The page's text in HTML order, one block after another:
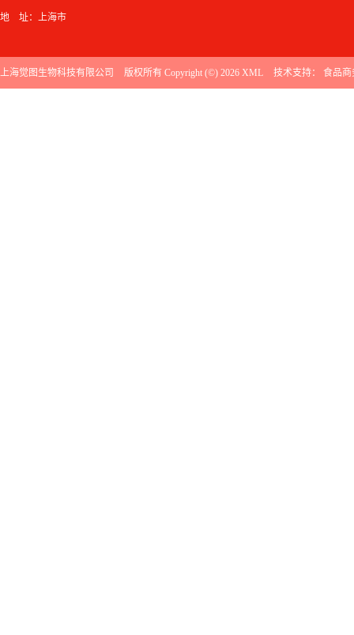
地 址：上海市
上海觉图生物科技有限公司 版权所有 Copyright (©) 2026 XML 技术支持： 食品商